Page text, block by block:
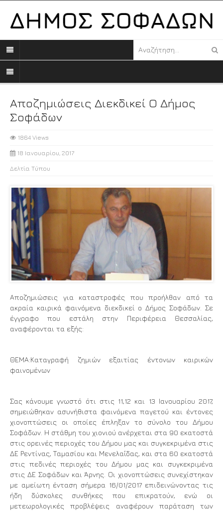
Αποζημιώσεις Διεκδικεί Ο Δήμος
Σοφάδων
1864 Views
18 Ιανουαρίου, 2017
Δελτία Τύπου
Αποζημιώσεις για καταστροφές που προήλθαν από τα
ακραία καιρικά φαινόμενα διεκδικεί ο Δήμος Σοφάδων. Σε
έγγραφο που εστάλη στην Περιφέρεια Θεσσαλίας,
αναφέρονται τα εξής:
ΘΕΜΑ:Καταγραφή ζημιών εξαιτίας έντονων καιρικών
φαινομένων
Σας κάνουμε γνωστό ότι στις 11,12 και 13 Ιανουαρίου 2017,
σημειώθηκαν ασυνήθιστα φαινόμενα παγετού και έντονες
χιονοπτώσεις οι οποίες έπληξαν το σύνολο του Δήμου
Σοφάδων. Η στάθμη του χιονιού ανέρχεται στα 90 εκατοστά
στις ορεινές περιοχές του Δήμου μας και συγκεκριμένα στις
ΔΕ Ρεντίνας, Ταμασίου και Μενελαΐδας, και στα 60 εκατοστά
στις πεδινές περιοχές του Δήμου μας και συγκεκριμένα
στις ΔΕ Σοφάδων και Άρνης. Οι χιονοπτώσεις συνεχίστηκαν
με αμείωτη ένταση σήμερα 16/01/2017 επιδεινώνοντας τις
ήδη δύσκολες συνθήκες που επικρατούν, ενώ οι
μετεωρολογικές προβλέψεις αναφέρουν παράταση των